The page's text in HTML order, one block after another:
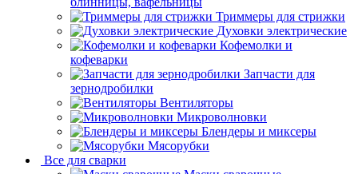
Триммеры для стрижки
Духовки электрические
Кофемолки и
кофеварки
Запчасти для
зернодробилки
Вентиляторы
Микроволновки
Блендеры и миксеры
Мясорубки
Все для сварки